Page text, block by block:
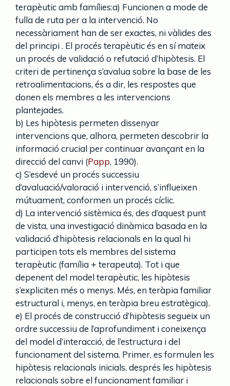
terapèutic amb famílies:a) Funcionen a mode de
fulla de ruta per a la intervenció. No
necessàriament han de ser exactes, ni vàlides des
del principi . El procés terapèutic és en sí mateix
un procés de validació o refutació d’hipòtesis. El
criteri de pertinença s’avalua sobre la base de les
retroalimentacions, és a dir, les respostes que
donen els membres a les intervencions
plantejades.
b) Les hipòtesis permeten dissenyar
intervencions que, alhora, permeten descobrir la
informació crucial per continuar avançant en la
direcció del canvi (Papp, 1990).
c) S’esdevé un procés successiu
d’avaluació/valoració i intervenció, s’influeixen
mútuament, conformen un procés cíclic.
d) La intervenció sistèmica és, des d’aquest punt
de vista, una investigació dinàmica basada en la
validació d’hipòtesis relacionals en la qual hi
participen tots els membres del sistema
terapèutic (família + terapeuta). Tot i que
depenent del model terapèutic, les hipòtesis
s’expliciten més o menys. Més, en teràpia familiar
estructural i, menys, en teràpia breu estratègica).
e) El procés de construcció d’hipòtesis segueix un
ordre successiu de l’aprofundiment i coneixença
del model d’interacció, de l’estructura i del
funcionament del sistema. Primer, es formulen les
hipòtesis relacionals inicials, després les hipòtesis
relacionals sobre el funcionament familiar i